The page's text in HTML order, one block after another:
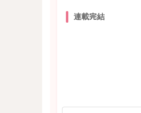
連載完結